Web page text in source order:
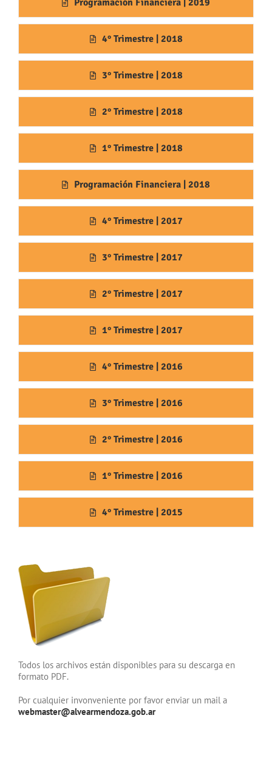
4° Trimestre | 2018
3° Trimestre | 2018
2° Trimestre | 2018
1° Trimestre | 2018
Programación Financiera | 2018
4° Trimestre | 2017
3° Trimestre | 2017
2° Trimestre | 2017
1° Trimestre | 2017
4° Trimestre | 2016
3° Trimestre | 2016
2° Trimestre | 2016
1° Trimestre | 2016
4° Trimestre | 2015
Todos los archivos están disponibles para su descarga en
formato PDF.
Por cualquier invonveniente por favor enviar un mail a
webmaster@alvearmendoza.gob.ar